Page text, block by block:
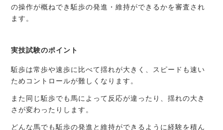
の操作が概ねでき駈歩の発進・維持ができるかを審査され
ます。
実技試験のポイント
駈歩は常歩や速歩に比べて揺れが大きく、スピードも速い
ためコントロールが難しくなります。
また同じ駈歩でも馬によって反応が違ったり、揺れの大き
さが変わったりします。
どんな馬でも駈歩の発進と維持ができるように経験を積ん